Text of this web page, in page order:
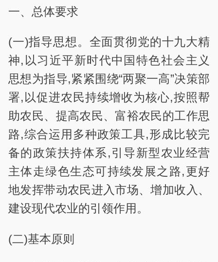
一、总体要求
(一)指导思想。全面贯彻党的十九大精
神,以习近平新时代中国特色社会主义
思想为指导,紧紧围绕“两聚一高”决策部
署,以促进农民持续增收为核心,按照帮
助农民、提高农民、富裕农民的工作思
路,综合运用多种政策工具,形成比较完
备的政策扶持体系,引导新型农业经营
主体走绿色生态可持续发展之路,更好
地发挥带动农民进入市场、增加收入、
建设现代农业的引领作用。
(二)基本原则